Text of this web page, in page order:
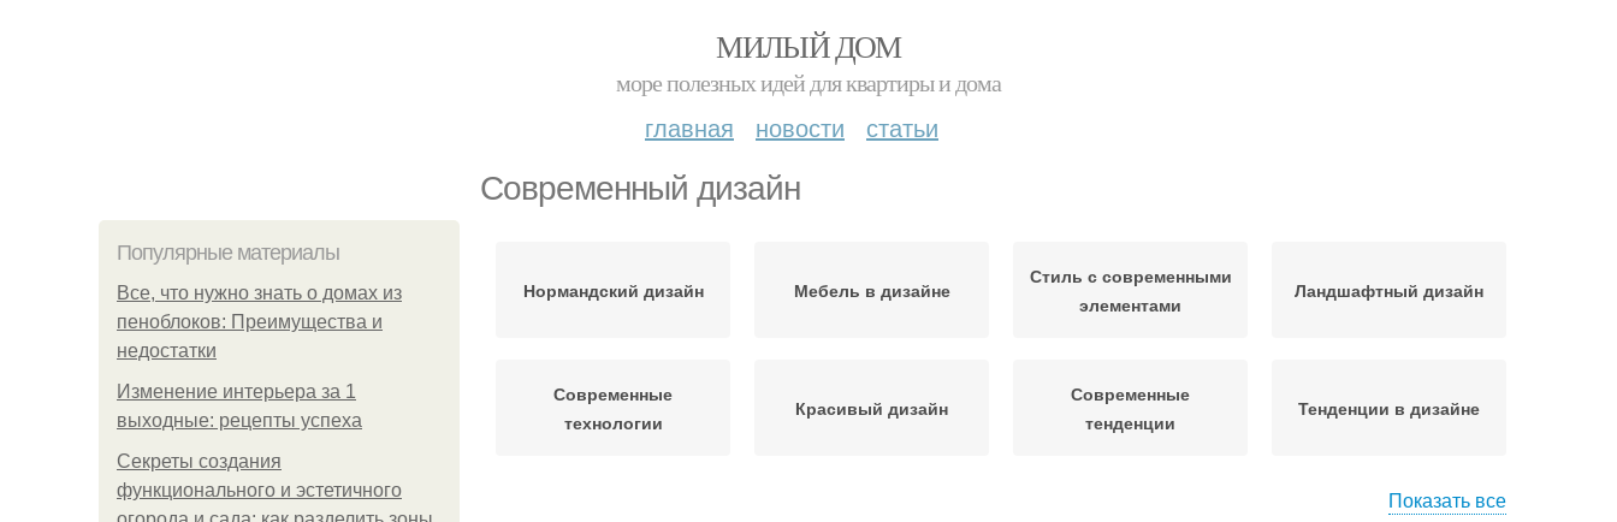
МИЛЫЙ ДОМ
море полезных идей для квартиры и дома
главная новости статьи
Современный дизайн
Популярные материалы
Все, что нужно знать о домах из
пеноблоков: Преимущества и
недостатки
Изменение интерьера за 1
выходные: рецепты успеха
Секреты создания
функционального и эстетичного
Нормандский дизайн Мебель в дизайне
Стиль с современными
элементами
Ландшафтный дизайн
Современные
технологии
Красивый дизайн
Современные
тенденции
Тенденции в дизайне
Идеи для современного
Показать все